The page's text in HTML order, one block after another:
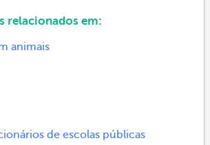
relacionados em:
animais
de escolas públicas